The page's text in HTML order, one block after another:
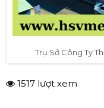
Trụ Sở Công Ty
1517 lượt xem